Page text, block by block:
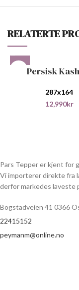
RELATERTE
Persisk
287x164
12,990kr
Pars Tepper er kjent for
Vi importerer direkte fra
derfor markedes laveste
Bogstadveien 41 0366
22415152
peymanm@online.no